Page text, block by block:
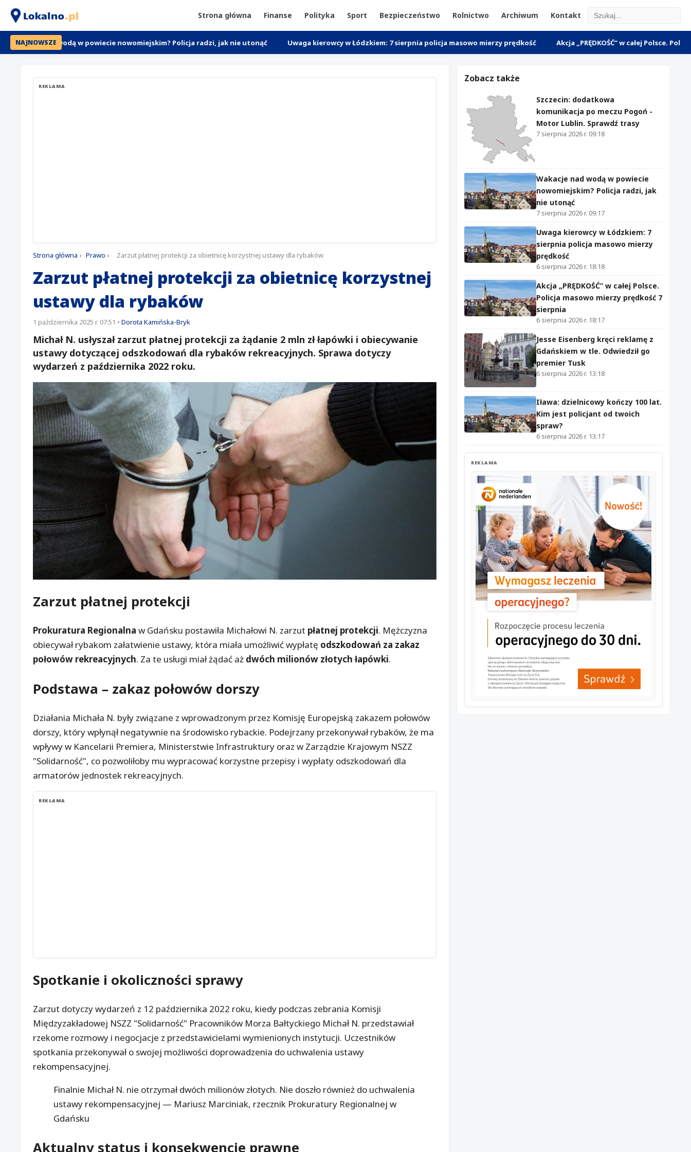
Strona główna Finanse Polityka Sport Bezpieczeństwo Rolnictwo Archiwum Kontakt
NAJNOWSZE
nad wodą w powiecie nowomiejskim? Policja radzi, jak nie utonąć Uwaga kierowcy w Łódzkiem: 7 sierpnia policja masowo mierzy prędkość Akcja „PRĘDKOŚĆ” w całej Polsce. Policja
REKLAMA
Strona główna › Prawo › Zarzut płatnej protekcji za obietnicę korzystnej ustawy dla rybaków
Zarzut płatnej protekcji za obietnicę korzystnej
ustawy dla rybaków
1 października 2025 r. 07:51 • Dorota Kamińska-Bryk
Michał N. usłyszał zarzut płatnej protekcji za żądanie 2 mln zł łapówki i obiecywanie
ustawy dotyczącej odszkodowań dla rybaków rekreacyjnych. Sprawa dotyczy
wydarzeń z października 2022 roku.
Zarzut płatnej protekcji
Prokuratura Regionalna w Gdańsku postawiła Michałowi N. zarzut płatnej protekcji. Mężczyzna
obiecywał rybakom załatwienie ustawy, która miała umożliwić wypłatę odszkodowań za zakaz
połowów rekreacyjnych. Za te usługi miał żądać aż dwóch milionów złotych łapówki.
Podstawa – zakaz połowów dorszy
Działania Michała N. były związane z wprowadzonym przez Komisję Europejską zakazem połowów
dorszy, który wpłynął negatywnie na środowisko rybackie. Podejrzany przekonywał rybaków, że ma
wpływy w Kancelarii Premiera, Ministerstwie Infrastruktury oraz w Zarządzie Krajowym NSZZ
"Solidarność", co pozwoliłoby mu wypracować korzystne przepisy i wypłaty odszkodowań dla
armatorów jednostek rekreacyjnych.
REKLAMA
Spotkanie i okoliczności sprawy
Zarzut dotyczy wydarzeń z 12 października 2022 roku, kiedy podczas zebrania Komisji
Międzyzakładowej NSZZ "Solidarność" Pracowników Morza Bałtyckiego Michał N. przedstawiał
rzekome rozmowy i negocjacje z przedstawicielami wymienionych instytucji. Uczestników
spotkania przekonywał o swojej możliwości doprowadzenia do uchwalenia ustawy
rekompensacyjnej.
Finalnie Michał N. nie otrzymał dwóch milionów złotych. Nie doszło również do uchwalenia
ustawy rekompensacyjnej — Mariusz Marciniak, rzecznik Prokuratury Regionalnej w
Gdańsku
Aktualny status i konsekwencje prawne
Zobacz także
Szczecin: dodatkowa
komunikacja po meczu Pogoń -
Motor Lublin. Sprawdź trasy
7 sierpnia 2026 r. 09:18
Wakacje nad wodą w powiecie
nowomiejskim? Policja radzi, jak
nie utonąć
7 sierpnia 2026 r. 09:17
Uwaga kierowcy w Łódzkiem: 7
sierpnia policja masowo mierzy
prędkość
6 sierpnia 2026 r. 18:18
Akcja „PRĘDKOŚĆ” w całej Polsce.
Policja masowo mierzy prędkość 7
sierpnia
6 sierpnia 2026 r. 18:17
Jesse Eisenberg kręci reklamę z
Gdańskiem w tle. Odwiedził go
premier Tusk
6 sierpnia 2026 r. 13:18
Iława: dzielnicowy kończy 100 lat.
Kim jest policjant od twoich
spraw?
6 sierpnia 2026 r. 13:17
REKLAMA